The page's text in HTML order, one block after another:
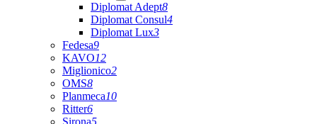
Diplomat Adept8
Diplomat Consul4
Diplomat Lux3
Fedesa9
KAVO12
Miglionico2
OMS8
Planmeca10
Ritter6
Sirona5